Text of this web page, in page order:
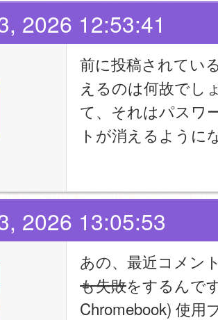
2026 12:53:41
前に投稿されてい
えるのは何故でし
て、それはパスワ
トが消えるように
2026 13:05:53
あの、最近コメン
も失敗をするんで
Chromebook) 使用